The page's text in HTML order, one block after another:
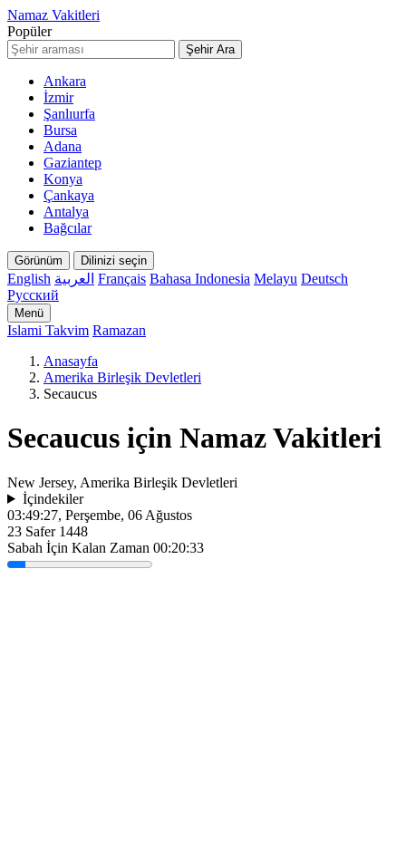
Namaz Vakitleri
Popüler
Şehir Ara
Ankara
İzmir
Şanlıurfa
Bursa
Adana
Gaziantep
Konya
Çankaya
Antalya
Bağcılar
Görünüm Dilinizi seçin
English العربية Français Bahasa Indonesia Melayu Deutsch
Русский
Menü
Islami Takvim Ramazan
Anasayfa
Amerika Birleşik Devletleri
Secaucus
Secaucus için Namaz Vakitleri
New Jersey, Amerika Birleşik Devletleri
İçindekiler
03:49:27, Perşembe, 06 Ağustos
23 Safer 1448
Sabah İçin Kalan Zaman 00:20:33